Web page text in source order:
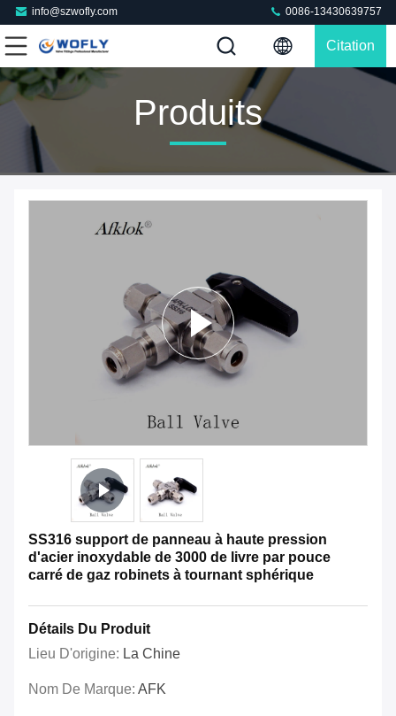
info@szwofly.com 0086-13430639757
Citation
Produits
SS316 support de panneau à haute pression
d'acier inoxydable de 3000 de livre par pouce
carré de gaz robinets à tournant sphérique
Détails Du Produit
Lieu D'origine: La Chine
Nom De Marque: AFK